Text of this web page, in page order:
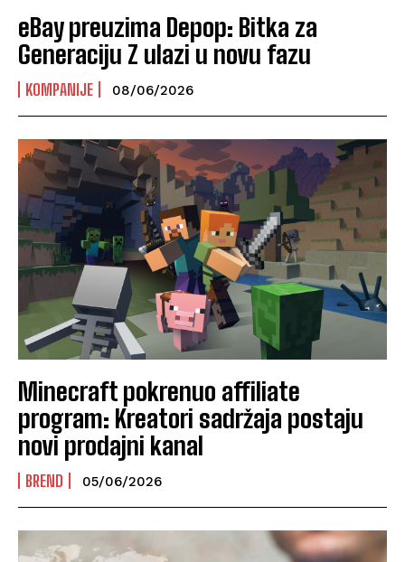
eBay preuzima Depop: Bitka za
Generaciju Z ulazi u novu fazu
KOMPANIJE 08/06/2026
Minecraft pokrenuo affiliate
program: Kreatori sadržaja postaju
novi prodajni kanal
BREND 05/06/2026